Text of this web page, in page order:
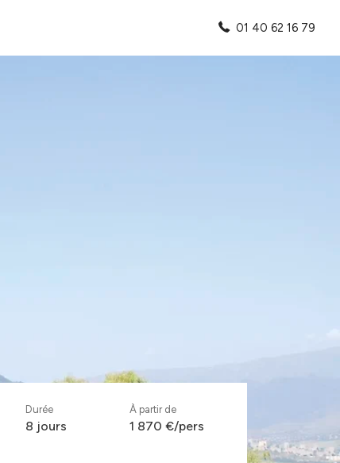
01 40 62 16 79
Durée
8 jours
À partir de
1 870 €/pers